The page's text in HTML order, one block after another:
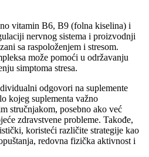
vitamin B6, B9 (folna kiselina) i
nervnog sistema i proizvodnji
sa raspoloženjem i stresom.
može pomoći u održavanju
simptoma stresa.
odgovori na suplemente
kojeg suplementa važno
stručnjakom, posebno ako već
zdravstvene probleme. Takođe,
koristeći različite strategije kao
redovna fizička aktivnost i